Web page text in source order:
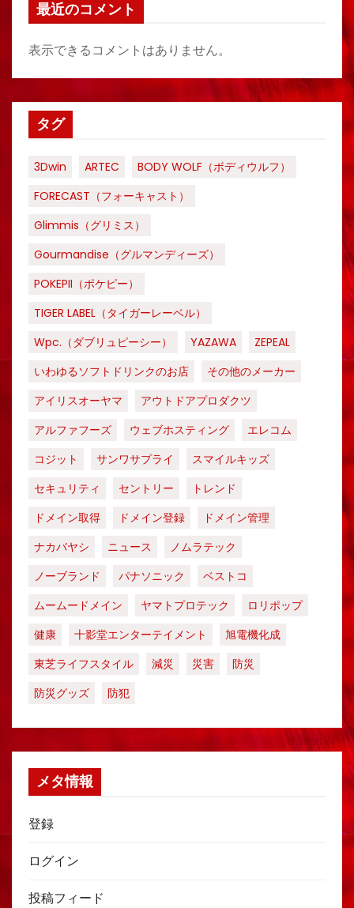
最近のコメント
表示できるコメントはありません。
タグ
3Dwin ARTEC
BODY WOLF（ボディウルフ）
FORECAST（フォーキャスト）
Glimmis（グリミス）
Gourmandise（グルマンディーズ）
POKEPII（ポケピー）
TIGER LABEL（タイガーレーベル）
Wpc.（ダブリュピーシー）
YAZAWA
ZEPEAL
いわゆるソフトドリンクのお店
その他のメーカー
アイリスオーヤマ
アウトドアプロダクツ
アルファフーズ
ウェブホスティング
エレコム
コジット
サンワサプライ
スマイルキッズ
セキュリティ
セントリー
トレンド
ドメイン取得
ドメイン登録
ドメイン管理
ナカバヤシ
ニュース
ノムラテック
ノーブランド
パナソニック
ベストコ
ムームードメイン
ヤマトプロテック
ロリポップ
健康
十影堂エンターテイメント
旭電機化成
東芝ライフスタイル
減災 災害
防災
防災グッズ
防犯
メタ情報
登録
ログイン
投稿フィード